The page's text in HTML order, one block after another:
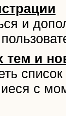
и
тем и
с